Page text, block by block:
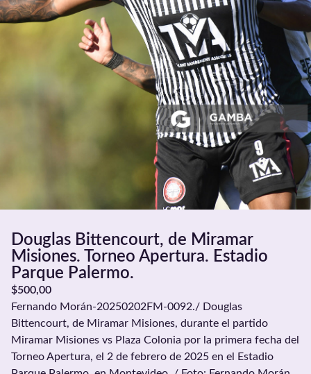
Douglas Bittencourt, de Miramar
Misiones. Torneo Apertura. Estadio
Parque Palermo.
$500,00
Fernando Morán-20250202FM-0092./ Douglas
Bittencourt, de Miramar Misiones, durante el partido
Miramar Misiones vs Plaza Colonia por la primera fecha del
Torneo Apertura, el 2 de febrero de 2025 en el Estadio